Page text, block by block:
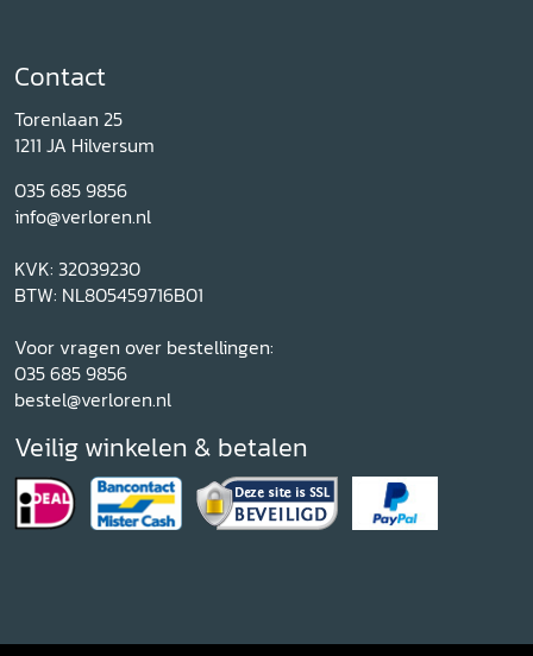
Contact
Torenlaan 25
1211 JA Hilversum
035 685 9856
info@verloren.nl
KVK: 32039230
BTW: NL805459716B01
Voor vragen over bestellingen:
035 685 9856
bestel@verloren.nl
Veilig winkelen & betalen